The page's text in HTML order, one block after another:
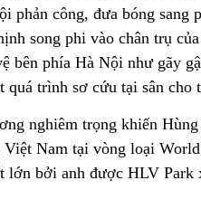
phản công, đưa bóng sang
song phi vào chân trụ
bên phía Hà Nội như gãy
quá trình sơ cứu tại sân cho
nghiêm trọng khiến
Việt Nam tại vòng loại
lớn bởi anh được HLV